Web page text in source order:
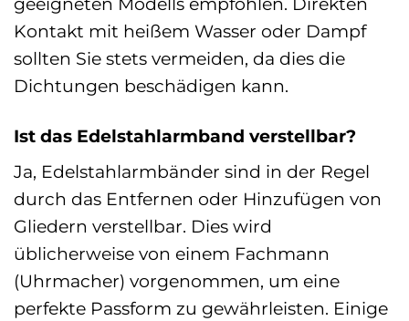
Kontakt mit heißem Wasser oder Dampf
sollten Sie stets vermeiden, da dies die
Dichtungen beschädigen kann.
Ist das Edelstahlarmband verstellbar?
Ja, Edelstahlarmbänder sind in der Regel
durch das Entfernen oder Hinzufügen von
Gliedern verstellbar. Dies wird
üblicherweise von einem Fachmann
(Uhrmacher) vorgenommen, um eine
perfekte Passform zu gewährleisten. Einige